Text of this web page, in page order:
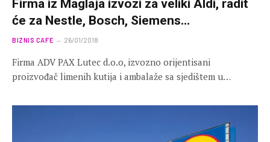
Firma iz Maglaja izvozi za veliki Aldi, radit
će za Nestle, Bosch, Siemens…
BIZNIS CAFE 26/01/2018
Firma ADV PAX Lutec d.o.o, izvozno orijentisani
proizvođač limenih kutija i ambalaže sa sjedištem u…